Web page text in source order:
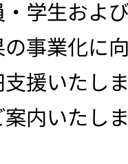
・学生およ
の事業化に
支援いたし
案内いたし